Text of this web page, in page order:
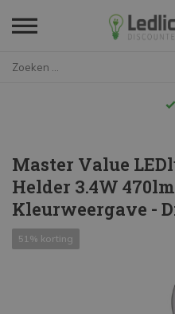
Master Value
Helder 3.4W
Kleurweergave -
51% korting